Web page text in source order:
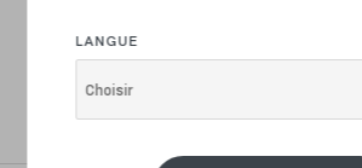
LANGUE
Choisir
Contacts:
0574 988545